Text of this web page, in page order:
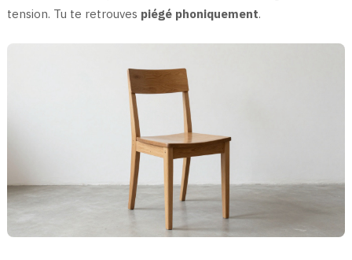
tension. Tu te retrouves piégé phoniquement.